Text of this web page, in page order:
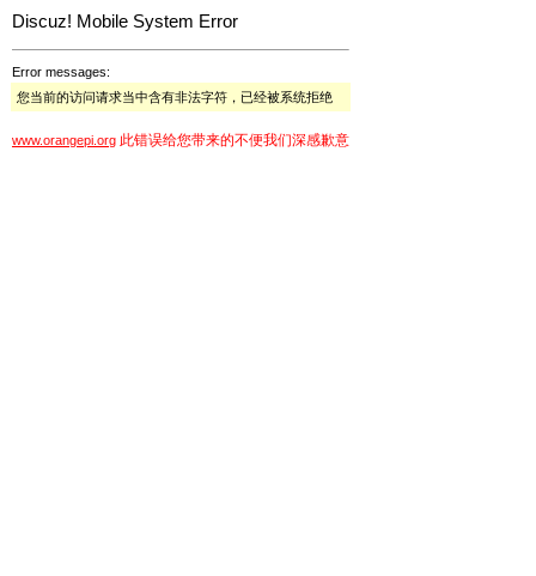
Discuz! Mobile System Error
Error messages:
您当前的访问请求当中含有非法字符，已经被系统拒绝
www.orangepi.org 此错误给您带来的不便我们深感歉意